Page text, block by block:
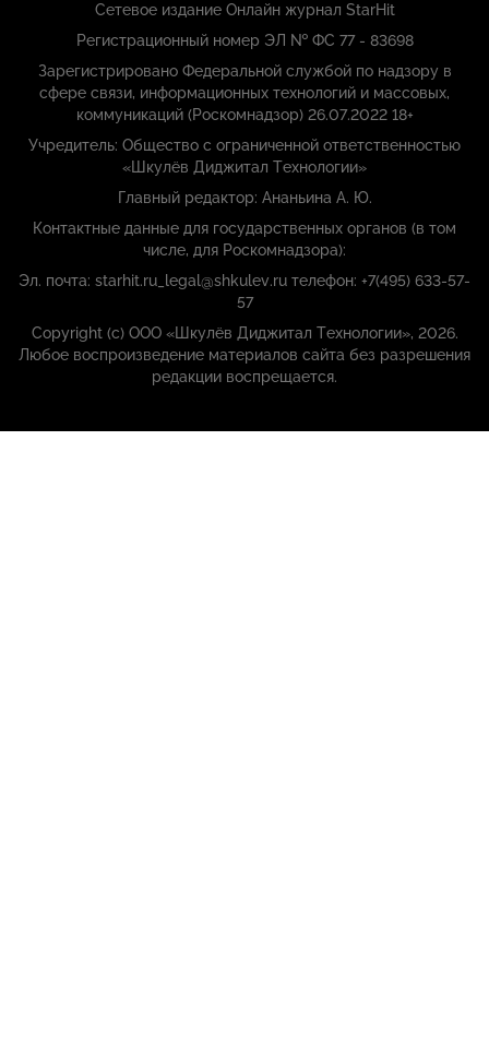
Сетевое издание Онлайн журнал StarHit
Регистрационный номер ЭЛ № ФС 77 - 83698
Зарегистрировано Федеральной службой по надзору в
сфере связи, информационных технологий и массовых,
коммуникаций (Роскомнадзор) 26.07.2022 18+
Учредитель: Общество с ограниченной ответственностью
«Шкулёв Диджитал Технологии»
Главный редактор: Ананьина А. Ю.
Контактные данные для государственных органов (в том
числе, для Роскомнадзора):
Эл. почта: starhit.ru_legal@shkulev.ru телефон: +7(495) 633-57-
57
Copyright (с) ООО «Шкулёв Диджитал Технологии», 2026.
Любое воспроизведение материалов сайта без разрешения
редакции воспрещается.